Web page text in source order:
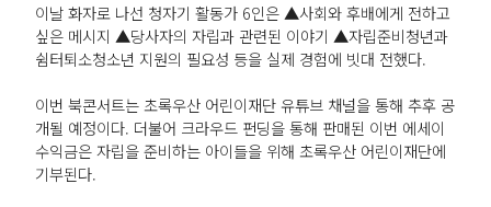
이날 화자로 나선 청자기 활동가 6인은 ▲사회와 후배에게 전하고
싶은 메시지 ▲당사자의 자립과 관련된 이야기 ▲자립준비청년과
쉼터퇴소청소년 지원의 필요성 등을 실제 경험에 빗대 전했다.
이번 북콘서트는 초록우산 어린이재단 유튜브 채널을 통해 추후 공
개될 예정이다. 더불어 크라우드 펀딩을 통해 판매된 이번 에세이
수익금은 자립을 준비하는 아이들을 위해 초록우산 어린이재단에
기부된다.